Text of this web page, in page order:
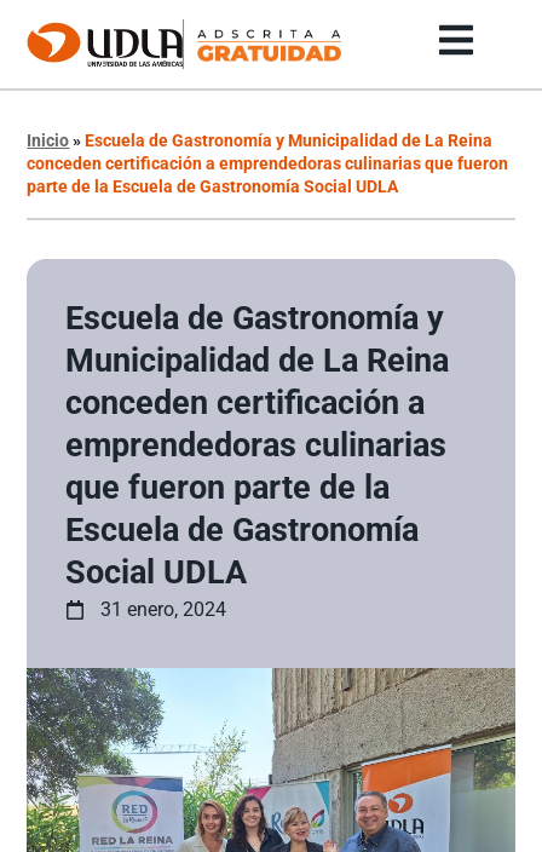
Inicio»Escuela de Gastronomía y Municipalidad de La Reina
conceden certificación a emprendedoras culinarias que fueron
parte de la Escuela de Gastronomía Social UDLA
Escuela de Gastronomía y
Municipalidad de La Reina
conceden certificación a
emprendedoras culinarias
que fueron parte de la
Escuela de Gastronomía
Social UDLA
31 enero, 2024